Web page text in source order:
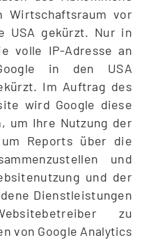
Wirtschaftsraum vor
USA gekürzt. Nur in
volle IP-Adresse an
in den USA
Im Auftrag des
wird Google diese
um Ihre Nutzung der
Reports über die
und
und der
Dienstleistungen
zu
von Google Analytics